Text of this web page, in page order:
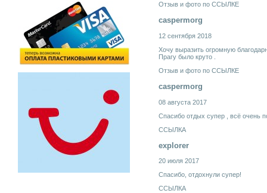
Отзыв и фото по ССЫЛКЕ
caspermorg
12 сентября 2018
Хочу выразить огромную
Прагу было круто .
Отзыв и фото по ССЫЛКЕ
caspermorg
08 августа 2017
Спасибо отдых супер , всё очень
ССЫЛКА
explorer
20 июля 2017
Спасибо, отдохнули супер!
ССЫЛКА